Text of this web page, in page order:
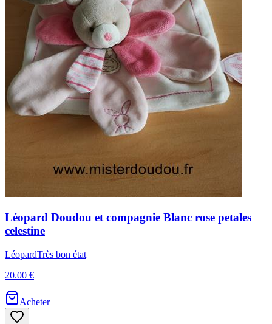
Léopard Doudou et compagnie Blanc rose petales
celestine
LéopardTrès bon état
20.00 €
Acheter